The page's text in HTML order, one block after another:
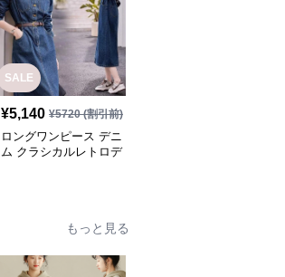
SALE
¥5,140 ¥5720(割引前)
ロングワンピース デニ
ム クラシカルレトロデ
もっと見る